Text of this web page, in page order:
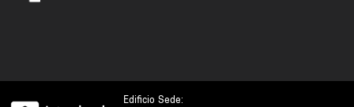
Edificio Sede: